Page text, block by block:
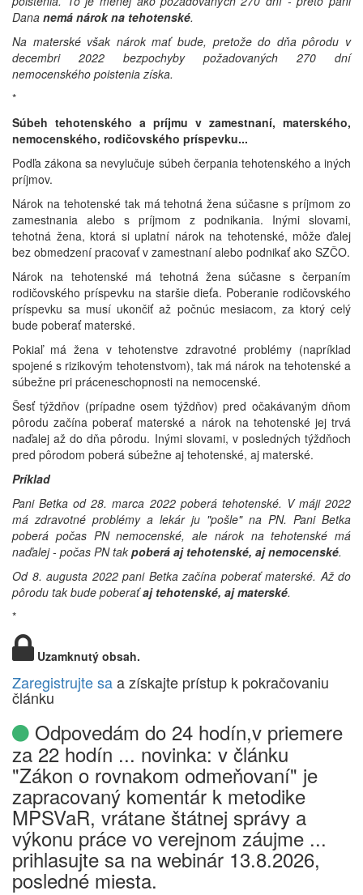
Dana nemá nárok na tehotenské.
Na materské však nárok mať bude, pretože do dňa pôrodu v
decembri 2022 bezpochyby požadovaných 270 dní
nemocenského poistenia získa.
*
Súbeh tehotenského a príjmu v zamestnaní, materského,
nemocenského, rodičovského príspevku...
Podľa zákona sa nevylučuje súbeh čerpania tehotenského a iných
príjmov.
Nárok na tehotenské tak má tehotná žena súčasne s príjmom zo
zamestnania alebo s príjmom z podnikania. Inými slovami,
tehotná žena, ktorá si uplatní nárok na tehotenské, môže ďalej
bez obmedzení pracovať v zamestnaní alebo podnikať ako SZČO.
Nárok na tehotenské má tehotná žena súčasne s čerpaním
rodičovského príspevku na staršie dieťa. Poberanie rodičovského
príspevku sa musí ukončiť až počnúc mesiacom, za ktorý celý
bude poberať materské.
Pokiaľ má žena v tehotenstve zdravotné problémy (napríklad
spojené s rizikovým tehotenstvom), tak má nárok na tehotenské a
súbežne pri práceneschopnosti na nemocenské.
Šesť týždňov (prípadne osem týždňov) pred očakávaným dňom
pôrodu začína poberať materské a nárok na tehotenské jej trvá
naďalej až do dňa pôrodu. Inými slovami, v posledných týždňoch
pred pôrodom poberá súbežne aj tehotenské, aj materské.
Príklad
Pani Betka od 28. marca 2022 poberá tehotenské. V máji 2022
má zdravotné problémy a lekár ju "pošle" na PN. Pani Betka
poberá počas PN nemocenské, ale nárok na tehotenské má
naďalej - počas PN tak poberá aj tehotenské, aj nemocenské.
Od 8. augusta 2022 pani Betka začína poberať materské. Až do
pôrodu tak bude poberaťaj tehotenské, aj materské.
*
Uzamknutý obsah.
Zaregistrujte saa získajte prístup k pokračovaniu
článku
Odpovedám do 24 hodín,v priemere
za 22 hodín ... novinka: v článku
"Zákon o rovnakom odmeňovaní" je
zapracovaný komentár k metodike
MPSVaR, vrátane štátnej správy a
výkonu práce vo verejnom záujme ...
prihlasujte sa na webinár 13.8.2026,
posledné miesta.